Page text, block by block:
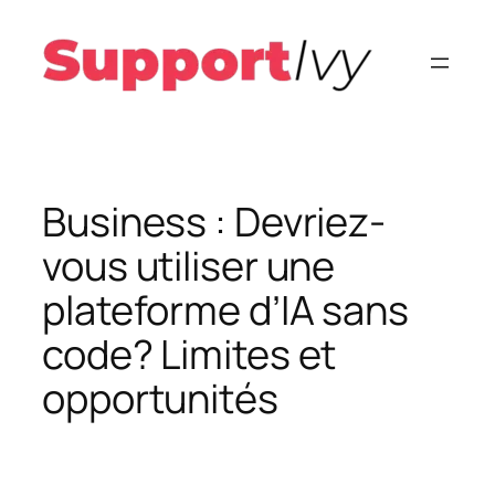
contenu
Business : Devriez-
vous utiliser une
plateforme d’IA sans
code? Limites et
opportunités